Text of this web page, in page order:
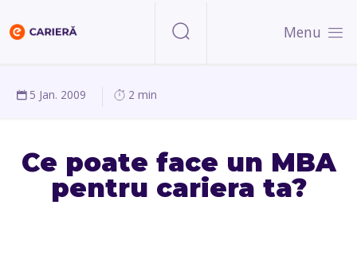
Menu
5 Jan. 2009 2 min
Ce poate face un MBA
pentru cariera ta?